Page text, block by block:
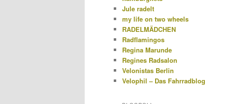
Jule radelt
my life on two wheels
RADELMÄDCHEN
Radflamingos
Regina Marunde
Regines Radsalon
Velonistas Berlin
Velophil – Das Fahrradblog